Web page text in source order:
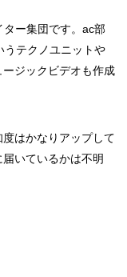
ター集団です。ac部
うテクノユニットや
ジックビデオも作成
はかなりアップして
いているかは不明